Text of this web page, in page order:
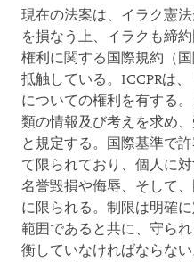
現在の法案は、イラク憲
を損なう上、イラクも締
権利に関する国際規約（
抵触している。ICCPRは
についての権利を有する
類の情報及び考えを求め
と規定する。国際基準で
て限られており、個人に
名誉毀損や侮辱、そして
に限られる。制限は明確
範囲であると共に、守ら
衡していなければならな